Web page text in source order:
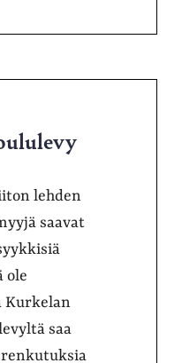
lehden
saavat
ole
Kurkelan
saa